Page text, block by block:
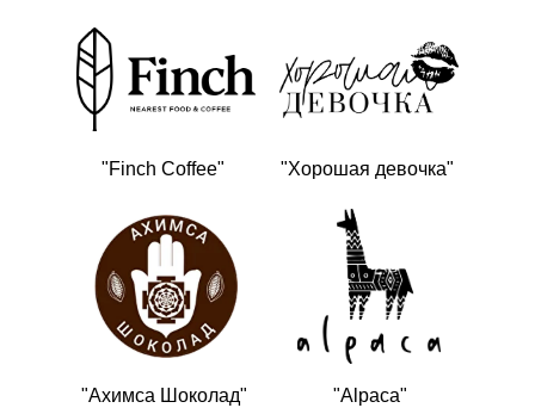
"Хорошая девочка"
"Finch Coffee"
"Alpaca"
"Ахимса Шоколад"